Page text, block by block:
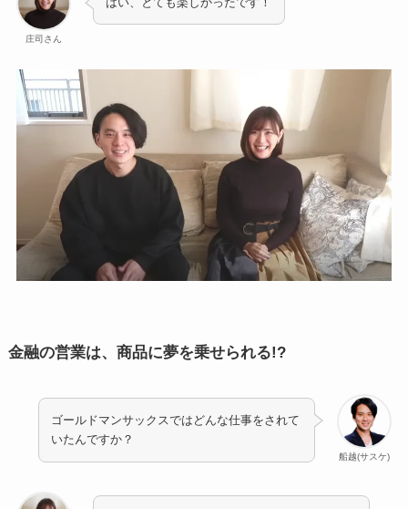
庄司さん
金融の営業は、商品に夢を乗せられる!?
船越(サスケ)
ゴールドマンサックスではどんな仕事をされて
いたんですか？